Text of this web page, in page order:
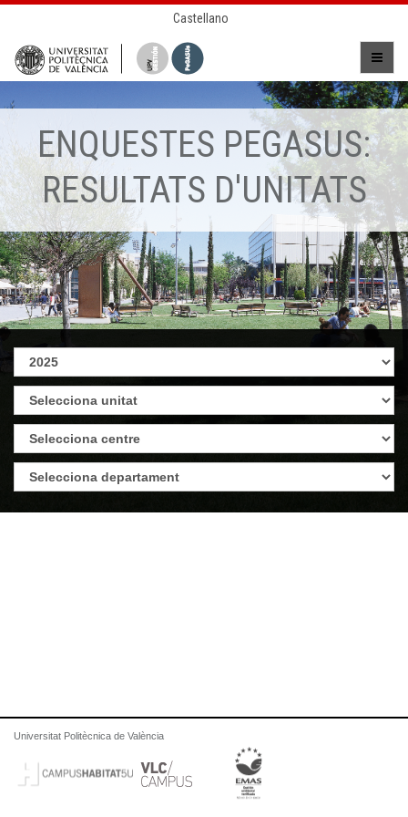
Castellano
ENQUESTES PEGASUS:
RESULTATS D'UNITATS
Universitat Politècnica de València